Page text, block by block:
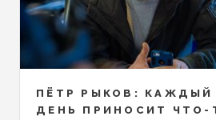
ПЁТР РЫКОВ:
ДЕНЬ ПРИНОСИТ ЧТО-